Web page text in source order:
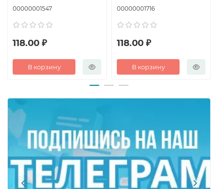
00000001547
118.00 ₽
В корзину
00000001716
118.00 ₽
В корзину